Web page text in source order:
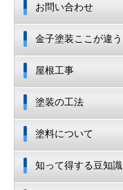
お問い合わせ
金子塗装ここが違う
屋根工事
塗装の工法
塗料について
知って得する豆知識